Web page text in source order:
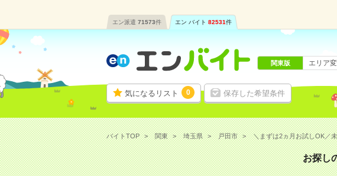
エン派遣 71573件 エン バイト 82531件
気になるリスト 0 保存した希望条件
関東版 エリア
バイトTOP 関東 埼玉県 戸田市 ＼まずは2ヵ月お試しOK／
お探し